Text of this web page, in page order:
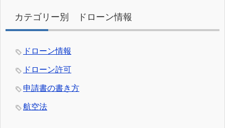
カテゴリー別 ドローン情報
ドローン情報
ドローン許可
申請書の書き方
航空法